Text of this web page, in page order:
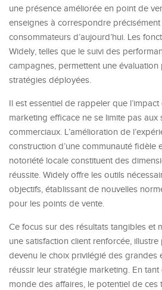
une présence améliorée en point de
enseignes à correspondre
consommateurs d’aujourd’hui. Les
Widely, telles que le suivi des
campagnes, permettent une évaluation
stratégies déployées.
Il est essentiel de rappeler que l’impact
marketing efficace ne se limite pas aux
commerciaux. L’amélioration de
construction d’une communauté fidèle
notoriété locale constituent des
réussite. Widely offre les outils
objectifs, établissant de nouvelles
pour les points de vente.
Ce focus sur des résultats tangibles et
une satisfaction client renforcée,
devenu le choix privilégié des grandes
réussir leur stratégie marketing. En
monde des affaires, le potentiel de